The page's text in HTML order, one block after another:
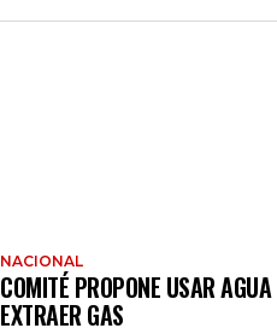
NACIONAL
COMITÉ PROPONE USAR
EXTRAER GAS